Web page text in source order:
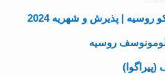
| پذیرش و شهریه 2024
روسیه
(پیراگوا)